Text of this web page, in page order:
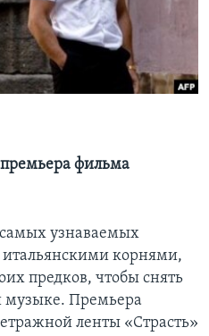
фильма
узнаваемых
итальянскими корнями,
предков, чтобы снять
музыке. Премьера
ленты «Страсть»